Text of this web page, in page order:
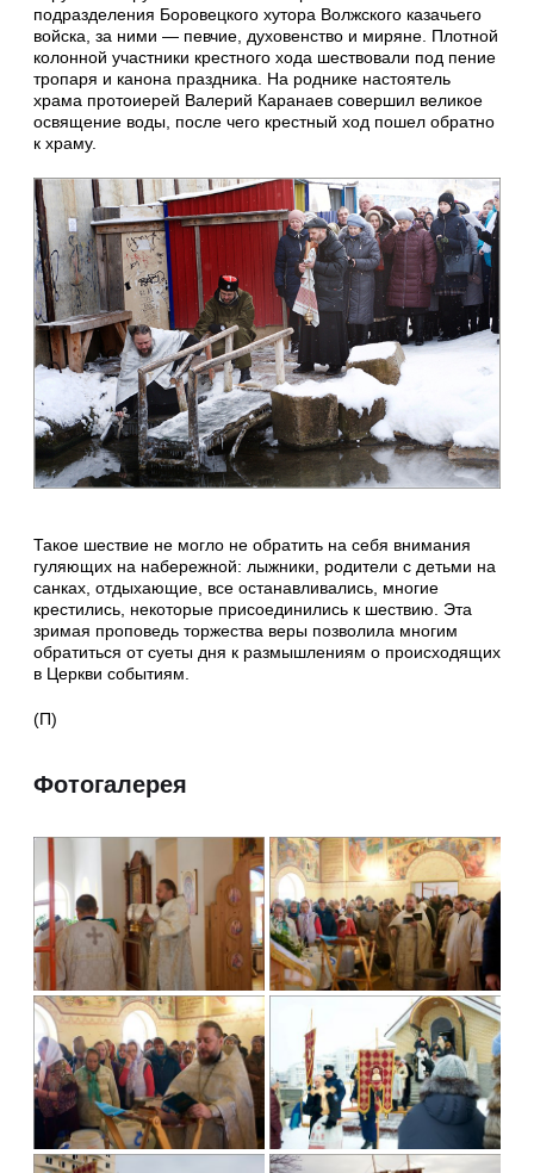
подразделения Боровецкого хутора Волжского казачьего
войска, за ними — певчие, духовенство и миряне. Плотной
колонной участники крестного хода шествовали под пение
тропаря и канона праздника. На роднике настоятель
храма протоиерей Валерий Каранаев совершил великое
освящение воды, после чего крестный ход пошел обратно
к храму.
Такое шествие не могло не обратить на себя внимания
гуляющих на набережной: лыжники, родители с детьми на
санках, отдыхающие, все останавливались, многие
крестились, некоторые присоединились к шествию. Эта
зримая проповедь торжества веры позволила многим
обратиться от суеты дня к размышлениям о происходящих
в Церкви событиям.
(П)
Фотогалерея